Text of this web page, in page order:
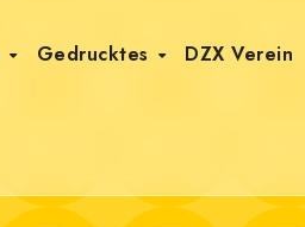
Gedrucktes DZX Verein